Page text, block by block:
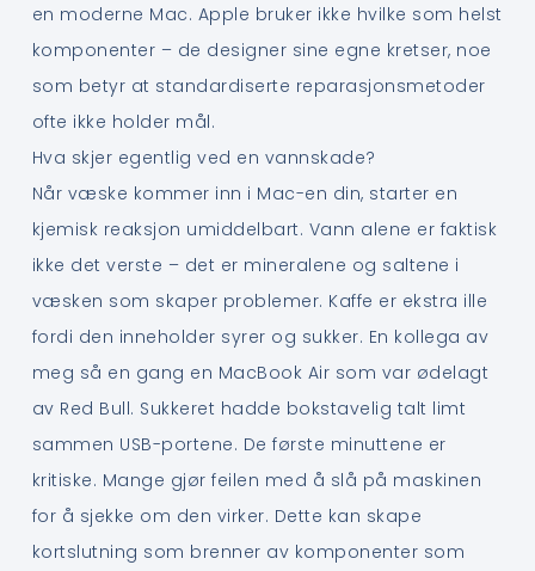
en moderne Mac. Apple bruker ikke hvilke som helst
komponenter – de designer sine egne kretser, noe
som betyr at standardiserte reparasjonsmetoder
ofte ikke holder mål.
Hva skjer egentlig ved en vannskade?
Når væske kommer inn i Mac-en din, starter en
kjemisk reaksjon umiddelbart. Vann alene er faktisk
ikke det verste – det er mineralene og saltene i
væsken som skaper problemer. Kaffe er ekstra ille
fordi den inneholder syrer og sukker. En kollega av
meg så en gang en MacBook Air som var ødelagt
av Red Bull. Sukkeret hadde bokstavelig talt limt
sammen USB-portene. De første minuttene er
kritiske. Mange gjør feilen med å slå på maskinen
for å sjekke om den virker. Dette kan skape
kortslutning som brenner av komponenter som